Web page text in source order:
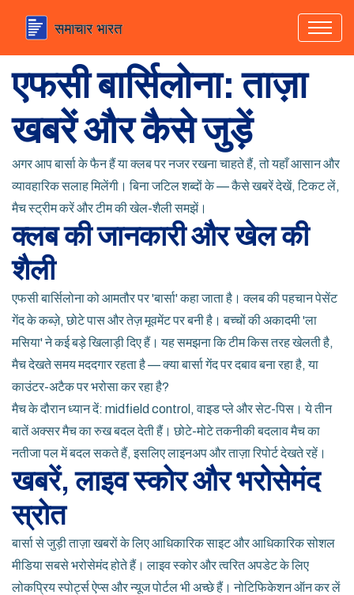
एफसी बार्सिलोना: ताज़ा
खबरें और कैसे जुड़ें
अगर आप बार्सा के फैन हैं या क्लब पर नजर रखना चाहते हैं, तो यहाँ आसान और
व्यावहारिक सलाह मिलेंगी। बिना जटिल शब्दों के — कैसे खबरें देखें, टिकट लें,
मैच स्ट्रीम करें और टीम की खेल-शैली समझें।
क्लब की जानकारी और खेल की
शैली
एफसी बार्सिलोना को आमतौर पर 'बार्सा' कहा जाता है। क्लब की पहचान पेसेंट
गेंद के कब्ज़े, छोटे पास और तेज़ मूवमेंट पर बनी है। बच्चों की अकादमी 'ला
मसिया' ने कई बड़े खिलाड़ी दिए हैं। यह समझना कि टीम किस तरह खेलती है,
मैच देखते समय मददगार रहता है — क्या बार्सा गेंद पर दबाव बना रहा है, या
काउंटर-अटैक पर भरोसा कर रहा है?
मैच के दौरान ध्यान दें: midfield control, वाइड प्ले और सेट-पिस। ये तीन
बातें अक्सर मैच का रुख बदल देती हैं। छोटे-मोटे तकनीकी बदलाव मैच का
नतीजा पल में बदल सकते हैं, इसलिए लाइनअप और ताज़ा रिपोर्ट देखते रहें।
खबरें, लाइव स्कोर और भरोसेमंद
स्रोत
बार्सा से जुड़ी ताज़ा खबरों के लिए आधिकारिक साइट और आधिकारिक सोशल
मीडिया सबसे भरोसेमंद होते हैं। लाइव स्कोर और त्वरित अपडेट के लिए
लोकप्रिय स्पोर्ट्स ऐप्स और न्यूज पोर्टल भी अच्छे हैं। नोटिफिकेशन ऑन कर लें